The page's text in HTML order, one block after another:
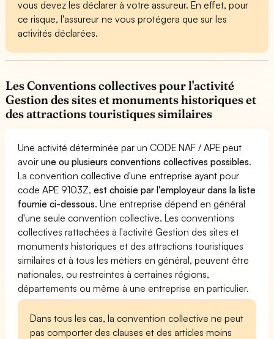
vous devez les déclarer à votre assureur. En effet, pour
ce risque, l'assureur ne vous protégera que sur les
activités déclarées.
Les Conventions collectives pour l'activité
Gestion des sites et monuments historiques et
des attractions touristiques similaires
Une activité déterminée par un CODE NAF / APE peut
avoirune ou plusieurs conventions collectives possibles.
La convention collective d'une entreprise ayant pour
code APE 9103Z,est choisie par l'employeur dans la liste
fournie ci-dessous. Une entreprise dépend en général
d'une seule convention collective. Les conventions
collectives rattachées à l'activité Gestion des sites et
monuments historiques et des attractions touristiques
similaires et à tous les métiers en général, peuvent être
nationales, ou restreintes à certaines régions,
départements ou même à une entreprise en particulier.
Dans tous les cas, la convention collective ne peut
pas comporter des clauses et des articles moins